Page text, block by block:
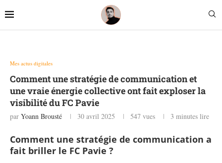
Mes actus digitales
Comment une stratégie de communication et
une vraie énergie collective ont fait exploser la
visibilité du FC Pavie
par Yoann Brousté 30 avril 2025 547 vues 3 minutes lire
Comment une stratégie de communication a
fait briller le FC Pavie ?